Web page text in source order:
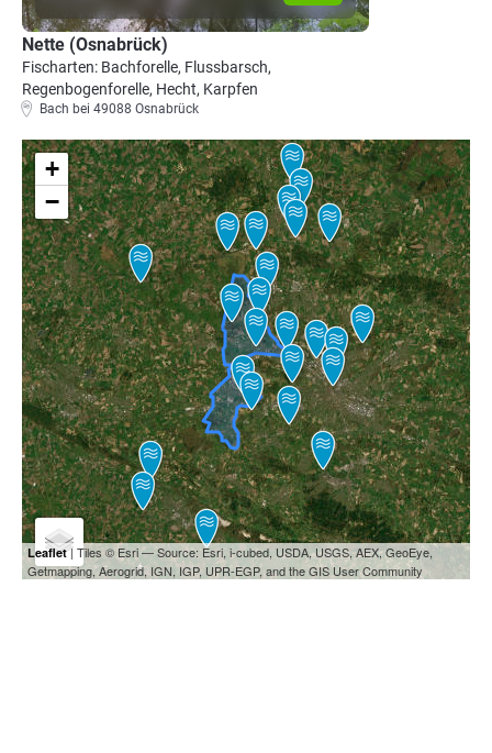
Nette (Osnabrück)
Fischarten: Bachforelle, Flussbarsch,
Regenbogenforelle, Hecht, Karpfen
Bach bei 49088 Osnabrück
+
−
Leaflet| Tiles © Esri — Source: Esri, i-cubed, USDA, USGS, AEX, GeoEye,
Getmapping, Aerogrid, IGN, IGP, UPR-EGP, and the GIS User Community